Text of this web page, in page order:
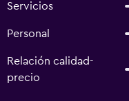
Servicios
Personal
Relación calidad-
precio